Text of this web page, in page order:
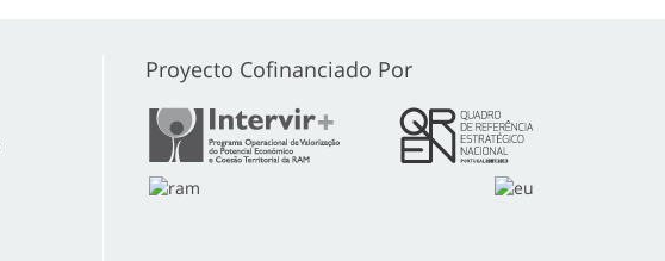
Proyecto Cofinanciado Por